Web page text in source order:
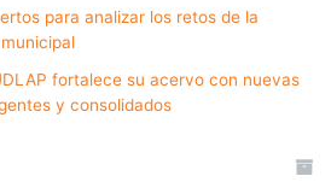
para analizar los retos de la
fortalece su acervo con nuevas
y consolidados